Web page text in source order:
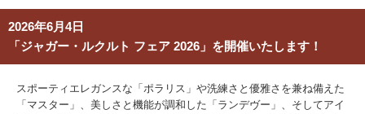
2026年6月4日
「ジャガー・ルクルト フェア 2026」を開催いたします！
スポーティエレガンスな「ポラリス」や洗練さと優雅さを兼ね備えた
「マスター」、美しさと機能が調和した「ランデヴー」、そしてアイ